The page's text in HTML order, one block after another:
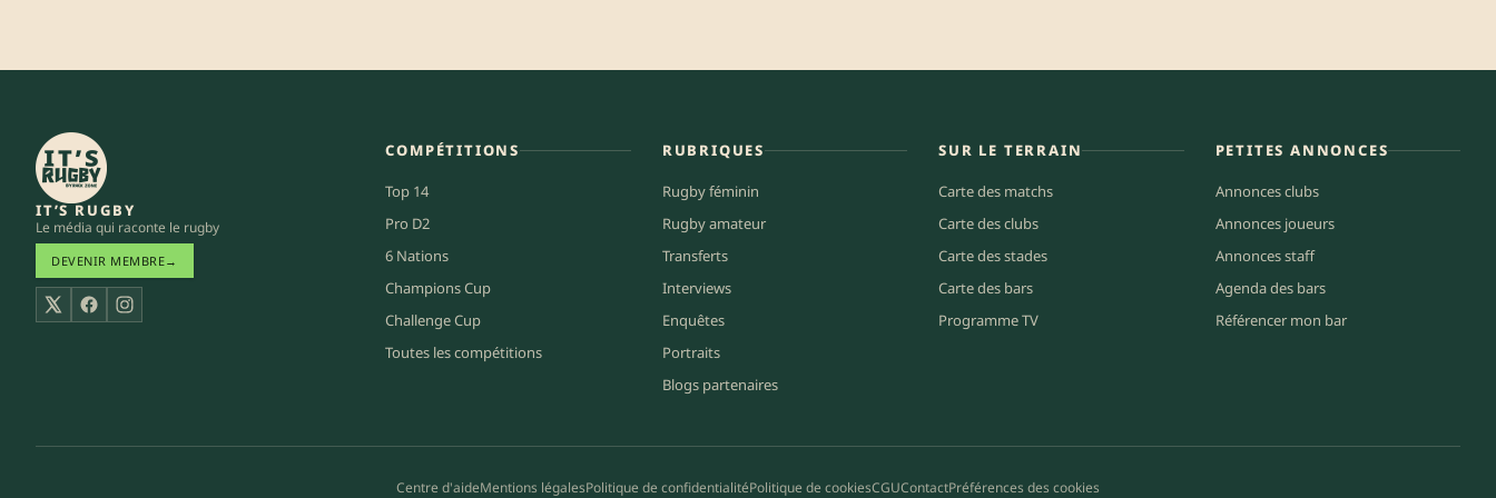
IT’S RUGBY
Le média qui raconte le rugby
DEVENIR MEMBRE→
X FacebookInstagram
COMPÉTITIONS
Top 14
Pro D2
6 Nations
Champions Cup
Challenge Cup
Toutes les compétitions
RUBRIQUES
Rugby féminin
Rugby amateur
Transferts
Interviews
Enquêtes
Portraits
Blogs partenaires
SUR LE TERRAIN
Carte des matchs
Carte des clubs
Carte des stades
Carte des bars
Programme TV
PETITES ANNONCES
Annonces clubs
Annonces joueurs
Annonces staff
Agenda des bars
Référencer mon bar
Centre d'aideMentions légalesPolitique de confidentialitéPolitique de cookiesCGUContactPréférences des cookies